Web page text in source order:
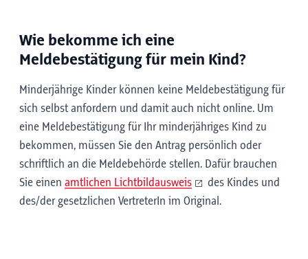
Wie bekomme ich eine
Meldebestätigung für mein Kind?
Minderjährige Kinder können keine Meldebestätigung für
sich selbst anfordern und damit auch nicht online. Um
eine Meldebestätigung für Ihr minderjähriges Kind zu
bekommen, müssen Sie den Antrag persönlich oder
schriftlich an die Meldebehörde stellen. Dafür brauchen
Sie einen amtlichen Lichtbildausweis
des Kindes und
des/der gesetzlichen VertreterIn im Original.